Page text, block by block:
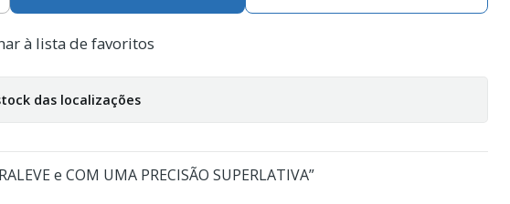
à lista de favoritos
das localizações
e COM UMA PRECISÃO SUPERLATIVA”